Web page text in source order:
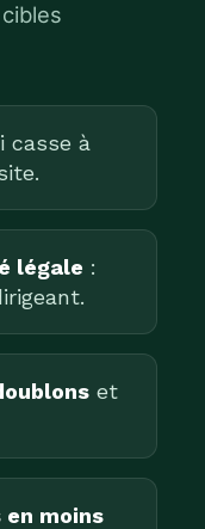
casse à
légale :
et
en moins